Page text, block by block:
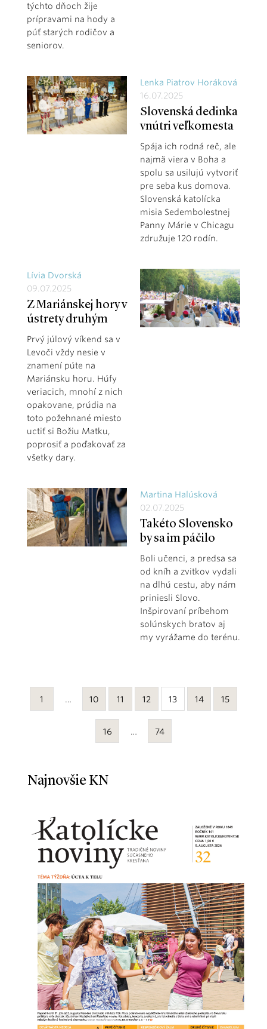
týchto dňoch žije
prípravami na hody a
púť starých rodičov a
seniorov.
Lenka Piatrov Horáková
16.07.2025
Slovenská dedinka
vnútri veľkomesta
Spája ich rodná reč, ale
najmä viera v Boha a
spolu sa usilujú vytvoriť
pre seba kus domova.
Slovenská katolícka
misia Sedembolestnej
Panny Márie v Chicagu
združuje 120 rodín.
Lívia Dvorská
09.07.2025
Z Mariánskej hory v
ústrety druhým
Prvý júlový víkend sa v
Levoči vždy nesie v
znamení púte na
Mariánsku horu. Húfy
veriacich, mnohí z nich
opakovane, prúdia na
toto požehnané miesto
uctiť si Božiu Matku,
poprosiť a poďakovať za
všetky dary.
Martina Halúsková
02.07.2025
Takéto Slovensko
by sa im páčilo
Boli učenci, a predsa sa
od kníh a zvitkov vydali
na dlhú cestu, aby nám
priniesli Slovo.
Inšpirovaní príbehom
solúnskych bratov aj
my vyrážame do terénu.
1 … 10 11 12 13 14 15
16 … 74
Najnovšie KN